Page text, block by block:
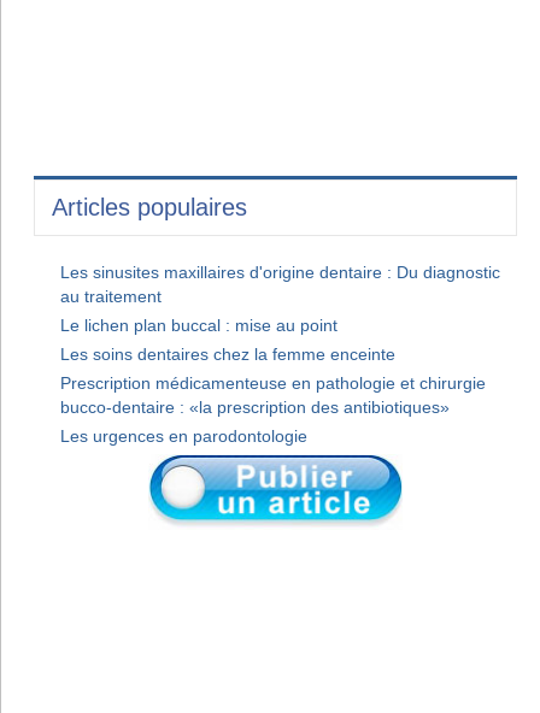
Articles populaires
Les sinusites maxillaires d'origine dentaire : Du diagnostic
au traitement
Le lichen plan buccal : mise au point
Les soins dentaires chez la femme enceinte
Prescription médicamenteuse en pathologie et chirurgie
bucco-dentaire : «la prescription des antibiotiques»
Les urgences en parodontologie